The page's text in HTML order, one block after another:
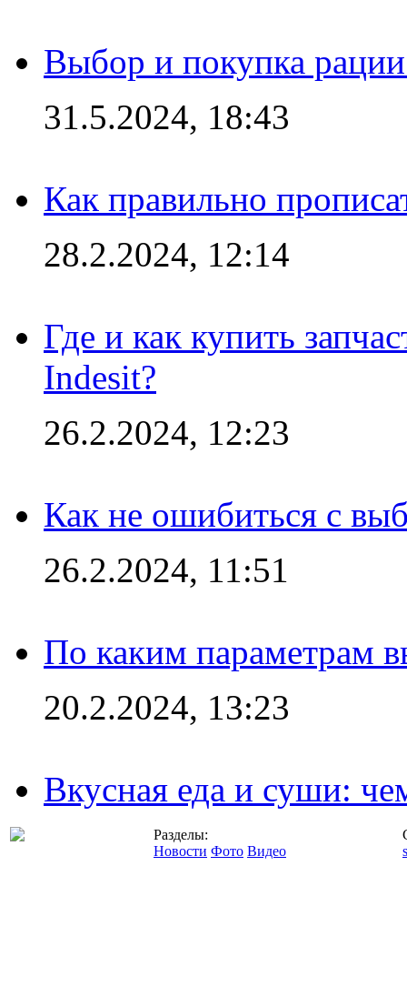
Выбор и покупка
31.5.2024, 18:43
Как правильно
28.2.2024, 12:14
Где и как купить
Indesit?
26.2.2024, 12:23
Как не ошибиться с
26.2.2024, 11:51
По каким параметрам
20.2.2024, 13:23
Вкусная еда и суши:
Разделы:
Новости Фото Видео